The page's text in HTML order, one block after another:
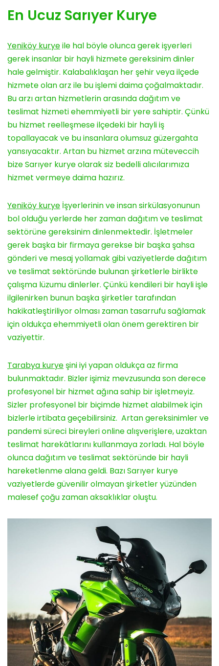
En Ucuz Sarıyer Kurye
Yeniköy kuryeile hal böyle olunca gerek işyerleri
gerek insanlar bir hayli hizmete gereksinim dinler
hale gelmiştir. Kalabalıklaşan her şehir veya ilçede
hizmete olan arz ile bu işlemi daima çoğalmaktadır.
Bu arzı artan hizmetlerin arasında dağıtım ve
teslimat hizmeti ehemmiyetli bir yere sahiptir. Çünkü
bu hizmet reelleşmese ilçedeki bir hayli iş
topallayacak ve bu insanlara olumsuz güzergahta
yansıyacaktır. Artan bu hizmet arzına müteveccih
bize Sarıyer kurye olarak siz bedelli alıcılarımıza
hizmet vermeye daima hazırız.
Yeniköy kurye İşyerlerinin ve insan sirkülasyonunun
bol olduğu yerlerde her zaman dağıtım ve teslimat
sektörüne gereksinim dinlenmektedir. İşletmeler
gerek başka bir firmaya gerekse bir başka şahsa
gönderi ve mesaj yollamak gibi vaziyetlerde dağıtım
ve teslimat sektöründe bulunan şirketlerle birlikte
çalışma lüzumu dinlerler. Çünkü kendileri bir hayli işle
ilgilenirken bunun başka şirketler tarafından
hakikatleştiriliyor olması zaman tasarrufu sağlamak
için oldukça ehemmiyetli olan önem gerektiren bir
vaziyettir.
Tarabya kuryeşini iyi yapan oldukça az firma
bulunmaktadır. Bizler işimiz mevzusunda son derece
profesyonel bir hizmet ağına sahip bir işletmeyiz.
Sizler profesyonel bir biçimde hizmet alabilmek için
bizlerle irtibata geçebilirsiniz. Artan gereksinimler ve
pandemi süreci bireyleri online alışverişlere, uzaktan
teslimat harekâtlarını kullanmaya zorladı. Hal böyle
olunca dağıtım ve teslimat sektöründe bir hayli
hareketlenme alana geldi. Bazı Sarıyer kurye
vaziyetlerde güvenilir olmayan şirketler yüzünden
malesef çoğu zaman aksaklıklar oluştu.